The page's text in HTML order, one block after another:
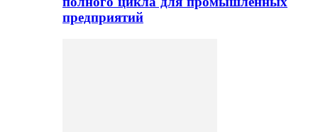
предприятий